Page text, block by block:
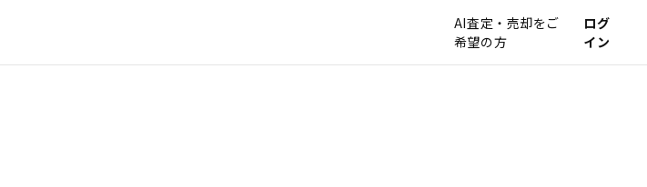
AI査定・売却をご
希望の方
ログ
イン